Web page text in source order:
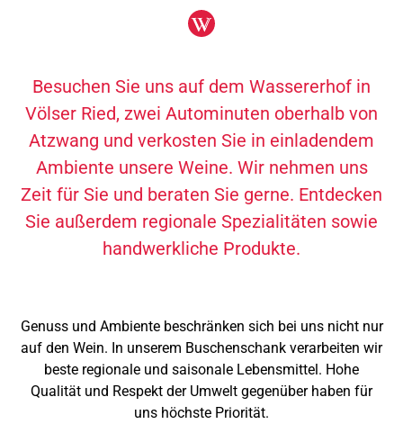
Besuchen Sie uns auf dem Wassererhof in
Völser Ried, zwei Autominuten oberhalb von
Atzwang und verkosten Sie in einladendem
Ambiente unsere Weine. Wir nehmen uns
Zeit für Sie und beraten Sie gerne. Entdecken
Sie außerdem regionale Spezialitäten sowie
handwerkliche Produkte.
Genuss und Ambiente beschränken sich bei uns nicht nur
auf den Wein. In unserem Buschenschank verarbeiten wir
beste regionale und saisonale Lebensmittel. Hohe
Qualität und Respekt der Umwelt gegenüber haben für
uns höchste Priorität.